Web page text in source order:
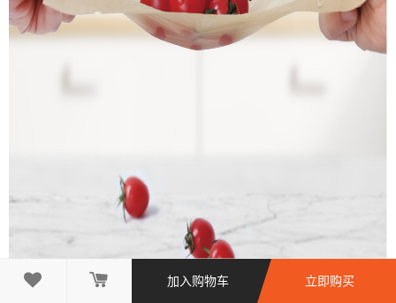
 加入购物车 立即购买